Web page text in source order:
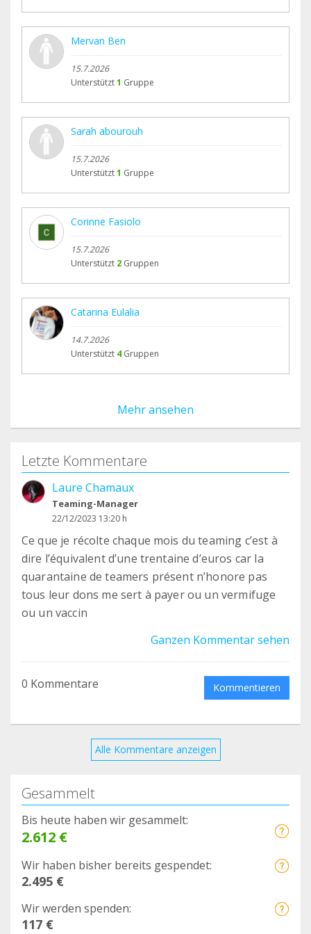
Mervan Ben
15.7.2026
Unterstützt1 Gruppe
Sarah abourouh
15.7.2026
Unterstützt1 Gruppe
Corinne Fasiolo
15.7.2026
Unterstützt 2 Gruppen
Catarina Eulalia
14.7.2026
Unterstützt 4 Gruppen
Mehr ansehen
Letzte Kommentare
Laure Chamaux
Teaming-Manager
22/12/2023 13:20 h
Ce que je récolte chaque mois du teaming c’est à
dire l’équivalent d’une trentaine d’euros car la
quarantaine de teamers présent n’honore pas
tous leur dons me sert à payer ou un vermifuge
ou un vaccin
Ganzen Kommentar sehen
0 Kommentare Kommentieren
Alle Kommentare anzeigen
Gesammelt
Bis heute haben wir gesammelt:
2.612 €
Wir haben bisher bereits gespendet:
2.495 €
Wir werden spenden:
117 €